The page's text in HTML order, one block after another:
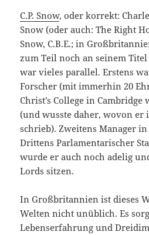
C.P. Snow, oder korrekt:
Snow (oder auch: The Right
Snow, C.B.E.; in
zum Teil noch an seinem Titel
war vieles parallel. Erstens
Forscher (mit immerhin 20
Christ’s College in
(und wusste daher, wovon er
schrieb). Zweitens Manager
Drittens Parlamentarischer
wurde er auch noch adelig
Lords sitzen.
In Großbritannien ist dieses
Welten nicht unüblich. Es
Lebenserfahrung und